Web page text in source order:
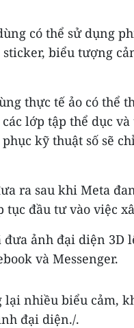
có thể sử dụng
biểu tượng
thực tế ảo có thể
lớp tập thể dục
kỹ thuật số sẽ
ra sau khi Meta
đầu tư vào việc
đưa ảnh đại diện 3D
và Messenger.
lại nhiều biểu cảm,
đại diện./.